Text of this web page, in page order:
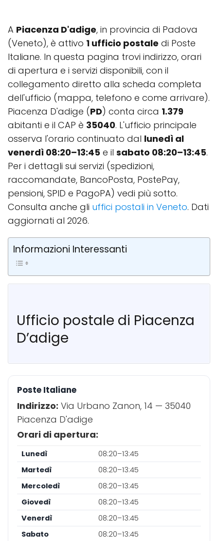
A Piacenza D'adige, in provincia di Padova
(Veneto), è attivo 1 ufficio postale di Poste
Italiane. In questa pagina trovi indirizzo, orari
di apertura e i servizi disponibili, con il
collegamento diretto alla scheda completa
dell'ufficio (mappa, telefono e come arrivare).
Piacenza D'adige (PD) conta circa 1.379
abitanti e il CAP è 35040. L'ufficio principale
osserva l'orario continuato dal lunedì al
venerdì 08:20–13:45 e il sabato 08:20–13:45.
Per i dettagli sui servizi (spedizioni,
raccomandate, BancoPosta, PostePay,
pensioni, SPID e PagoPA) vedi più sotto.
Consulta anche gli uffici postali in Veneto. Dati
aggiornati al 2026.
Informazioni Interessanti
Ufficio postale di Piacenza
D’adige
Poste Italiane
Indirizzo: Via Urbano Zanon, 14 — 35040
Piacenza D'adige
Orari di apertura:
Lunedì
08:20–13:45
Martedì
08:20–13:45
Mercoledì
08:20–13:45
Giovedì
08:20–13:45
Venerdì
08:20–13:45
Sabato
08:20–13:45